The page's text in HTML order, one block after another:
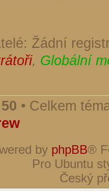
Žádní
, Globální
50 • Celkem
by phpBB®
Pro Ubuntu
Český